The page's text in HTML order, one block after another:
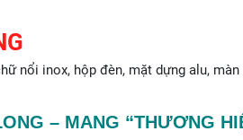
nổi inox, hộp đèn, mặt dựng alu,
– MANG “THƯƠNG